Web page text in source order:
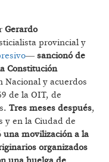
Gerardo
provincial y
― sancionó de
Constitución
Nacional y acuerdos
de la OIT, de
Tres meses después,
y en la Ciudad de
una movilización a la
organizados